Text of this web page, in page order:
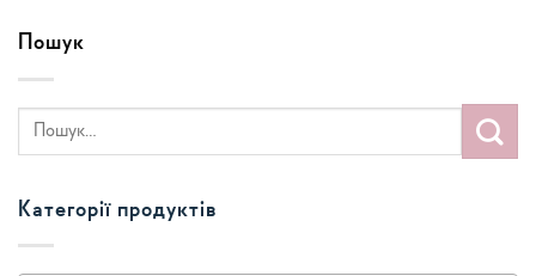
Пошук
Категорії продуктів